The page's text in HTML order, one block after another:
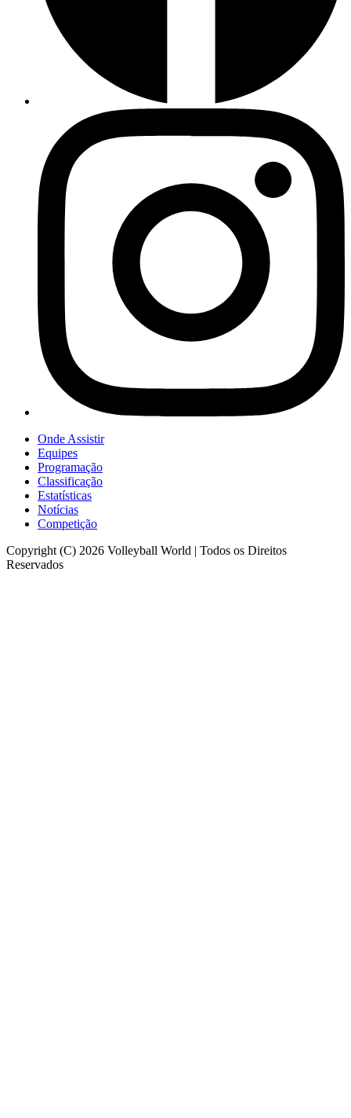
Onde Assistir
Equipes
Programação
Classificação
Estatísticas
Notícias
Competição
Copyright (C) 2026 Volleyball World | Todos os Direitos
Reservados